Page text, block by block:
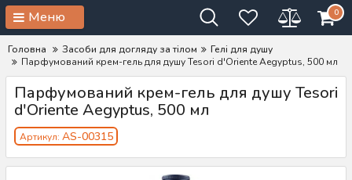
Меню 0
Головна Засоби для догляду за тілом
Гелі для душу
Парфумований крем-гель для душу Tesori d'Oriente Aegyptus, 500 мл
Парфумований крем-гель для душу Tesori
d'Oriente Aegyptus, 500 мл
Артикул: AS-00315